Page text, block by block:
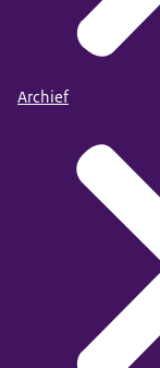
Archief